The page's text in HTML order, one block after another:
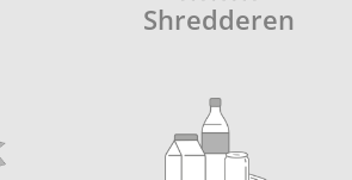
Shredderen